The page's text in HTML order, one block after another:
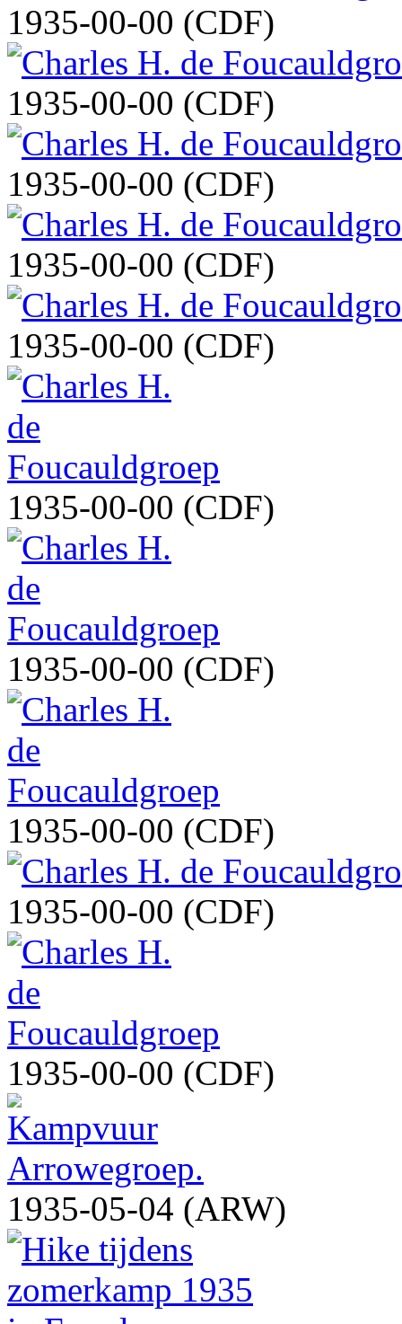
1935-00-00 (CDF)
1935-00-00 (CDF)
1935-00-00 (CDF)
1935-00-00 (CDF)
1935-00-00 (CDF)
1935-00-00 (CDF)
1935-00-00 (CDF)
1935-00-00 (CDF)
1935-00-00 (CDF)
1935-00-00 (CDF)
1935-05-04 (ARW)